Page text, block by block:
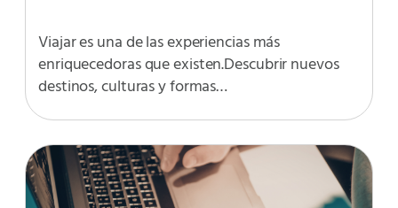
Viajar es una de las experiencias más
enriquecedoras que existen.Descubrir nuevos
destinos, culturas y formas…